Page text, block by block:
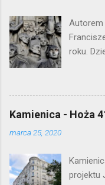
o
m
e
n
t
a
Autorem
roku.
Kamienica - Hoża
marca 25, 2020
projektu